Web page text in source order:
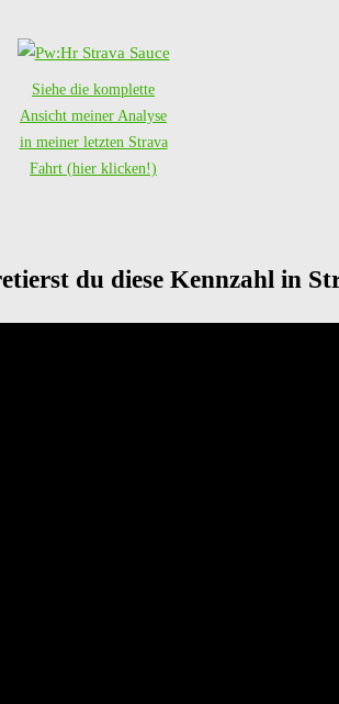
Siehe die komplette
Ansicht meiner Analyse
in meiner letzten Strava
Fahrt (hier klicken!)
du diese Kennzahl in